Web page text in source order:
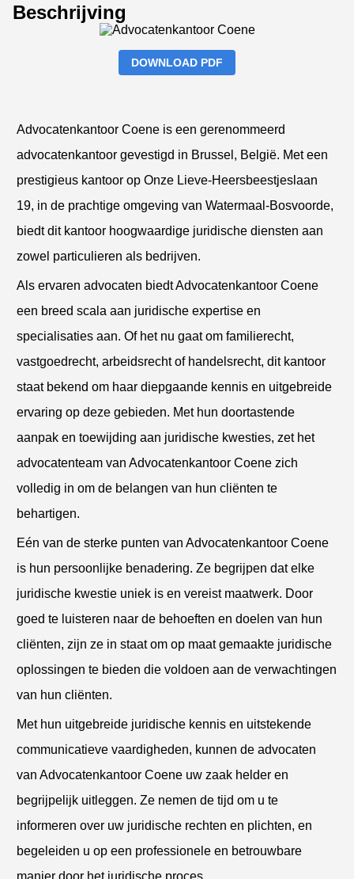
Beschrijving
DOWNLOAD PDF
Advocatenkantoor Coene is een gerenommeerd
advocatenkantoor gevestigd in Brussel, België. Met een
prestigieus kantoor op Onze Lieve-Heersbeestjeslaan
19, in de prachtige omgeving van Watermaal-Bosvoorde,
biedt dit kantoor hoogwaardige juridische diensten aan
zowel particulieren als bedrijven.
Als ervaren advocaten biedt Advocatenkantoor Coene
een breed scala aan juridische expertise en
specialisaties aan. Of het nu gaat om familierecht,
vastgoedrecht, arbeidsrecht of handelsrecht, dit kantoor
staat bekend om haar diepgaande kennis en uitgebreide
ervaring op deze gebieden. Met hun doortastende
aanpak en toewijding aan juridische kwesties, zet het
advocatenteam van Advocatenkantoor Coene zich
volledig in om de belangen van hun cliënten te
behartigen.
Eén van de sterke punten van Advocatenkantoor Coene
is hun persoonlijke benadering. Ze begrijpen dat elke
juridische kwestie uniek is en vereist maatwerk. Door
goed te luisteren naar de behoeften en doelen van hun
cliënten, zijn ze in staat om op maat gemaakte juridische
oplossingen te bieden die voldoen aan de verwachtingen
van hun cliënten.
Met hun uitgebreide juridische kennis en uitstekende
communicatieve vaardigheden, kunnen de advocaten
van Advocatenkantoor Coene uw zaak helder en
begrijpelijk uitleggen. Ze nemen de tijd om u te
informeren over uw juridische rechten en plichten, en
begeleiden u op een professionele en betrouwbare
manier door het juridische proces.